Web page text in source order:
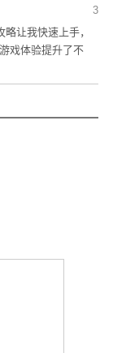
3
让我快速上手，
戏体验提升了不